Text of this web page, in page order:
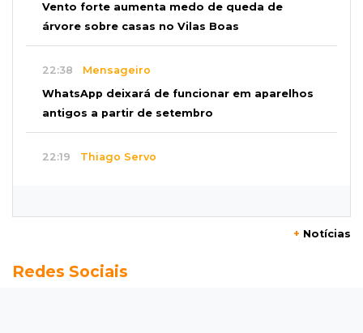
Vento forte aumenta medo de queda de
árvore sobre casas no Vilas Boas
22:38 Mensageiro
WhatsApp deixará de funcionar em aparelhos
antigos a partir de setembro
22:19 Thiago Servo
Semana vai começar com 909 novas
Flagrante
+ Notícias
Redes Sociais